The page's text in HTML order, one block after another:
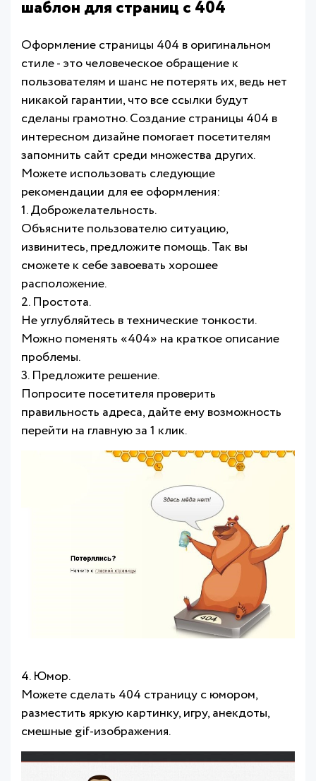
шаблон для страниц с 404
Оформление страницы 404 в оригинальном
стиле - это человеческое обращение к
пользователям и шанс не потерять их, ведь нет
никакой гарантии, что все ссылки будут
сделаны грамотно. Создание страницы 404 в
интересном дизайне помогает посетителям
запомнить сайт среди множества других.
Можете использовать следующие
рекомендации для ее оформления:
1. Доброжелательность.
Объясните пользователю ситуацию,
извинитесь, предложите помощь. Так вы
сможете к себе завоевать хорошее
расположение.
2. Простота.
Не углубляйтесь в технические тонкости.
Можно поменять «404» на краткое описание
проблемы.
3. Предложите решение.
Попросите посетителя проверить
правильность адреса, дайте ему возможность
перейти на главную за 1 клик.
4. Юмор.
Можете сделать 404 страницу с юмором,
разместить яркую картинку, игру, анекдоты,
смешные gif-изображения.